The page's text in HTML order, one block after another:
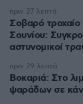
Σοβαρό
Σουνίου:
αστυνομικοί
πριν 27 λεπτά
Βοκαριά: Στο
ψαράδων σε
πριν 29 λεπτά